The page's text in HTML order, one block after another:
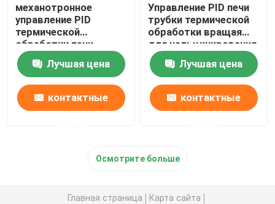
механотронное
управление PID
термической
обработки печи
1500C
Лучшая цена
контактные
Управление PID печи
трубки термической
обработки вращая
для чальцинирования
и засыхания
лаборатории
Лучшая цена
контактные
Осмотрите больше
Главная страница Карта сайта